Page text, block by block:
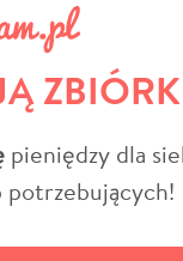
pieniędzy dla
potrzebujących!